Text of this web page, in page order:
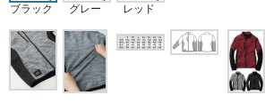
ブラック グレー レッド